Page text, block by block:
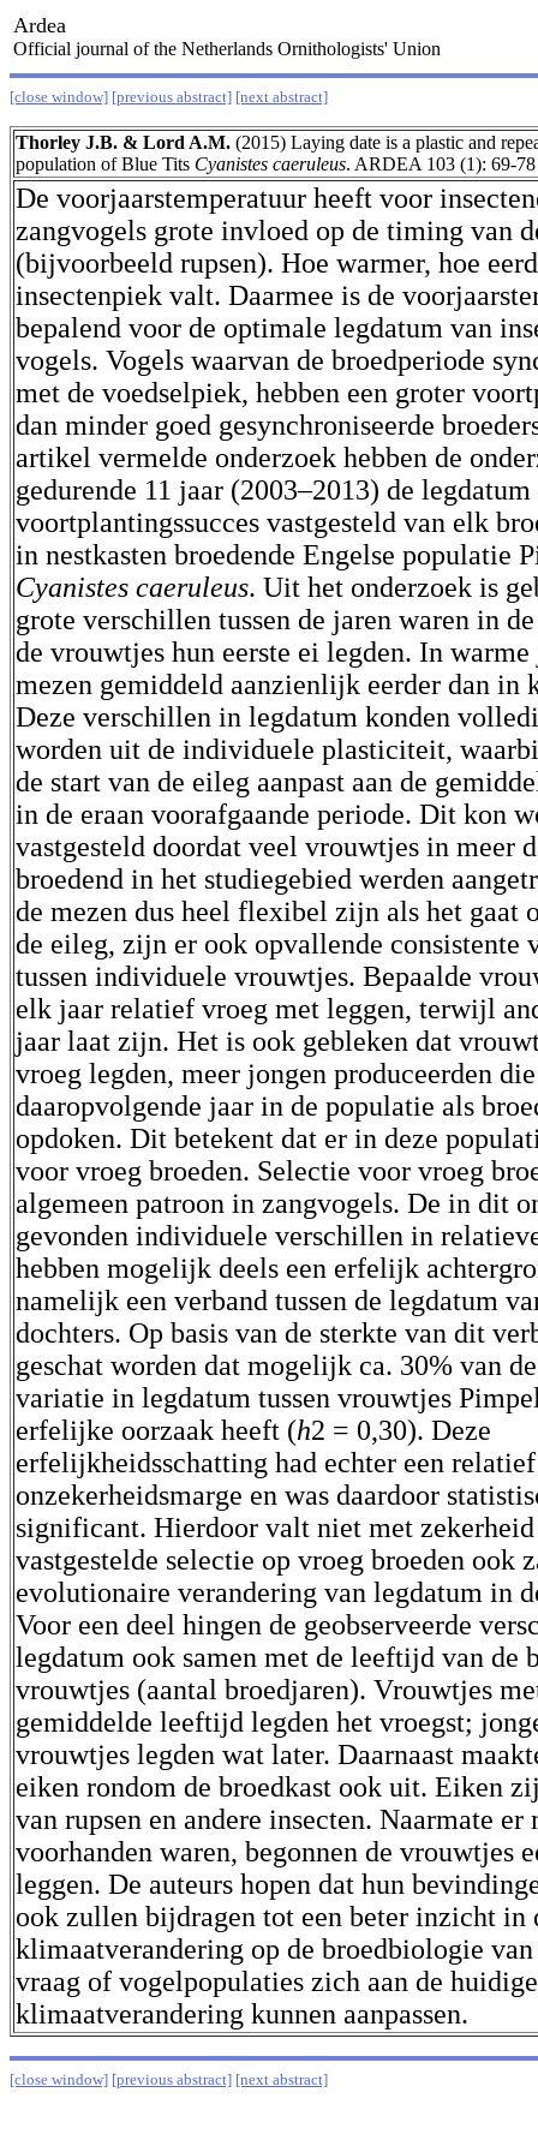
Ardea
Official journal of the Netherlands Ornithologists' Union
[close window] [previous abstract] [next abstract]
Thorley J.B. & Lord A.M. (2015) Laying date is a plastic and
population of Blue Tits Cyanistes caeruleus. ARDEA 103 (1): 69-78
De voorjaarstemperatuur heeft voor
zangvogels grote invloed op de timing van
(bijvoorbeeld rupsen). Hoe warmer, hoe
insectenpiek valt. Daarmee is de
bepalend voor de optimale legdatum van
vogels. Vogels waarvan de broedperiode
met de voedselpiek, hebben een groter
dan minder goed gesynchroniseerde
artikel vermelde onderzoek hebben de
gedurende 11 jaar (2003–2013) de legdatum
voortplantingssucces vastgesteld van elk
in nestkasten broedende Engelse populatie
Cyanistes caeruleus. Uit het onderzoek is
grote verschillen tussen de jaren waren in
de vrouwtjes hun eerste ei legden. In
mezen gemiddeld aanzienlijk eerder dan in
Deze verschillen in legdatum konden
worden uit de individuele plasticiteit,
de start van de eileg aanpast aan de
in de eraan voorafgaande periode. Dit kon
vastgesteld doordat veel vrouwtjes in meer
broedend in het studiegebied werden
de mezen dus heel flexibel zijn als het gaat
de eileg, zijn er ook opvallende consistente
tussen individuele vrouwtjes. Bepaalde
elk jaar relatief vroeg met leggen, terwijl
jaar laat zijn. Het is ook gebleken dat
vroeg legden, meer jongen produceerden
daaropvolgende jaar in de populatie als
opdoken. Dit betekent dat er in deze
voor vroeg broeden. Selectie voor vroeg
algemeen patroon in zangvogels. De in dit
gevonden individuele verschillen in
hebben mogelijk deels een erfelijk
namelijk een verband tussen de legdatum
dochters. Op basis van de sterkte van dit
geschat worden dat mogelijk ca. 30% van
variatie in legdatum tussen vrouwtjes
erfelijke oorzaak heeft (h2 = 0,30). Deze
erfelijkheidsschatting had echter een
onzekerheidsmarge en was daardoor
significant. Hierdoor valt niet met zekerheid
vastgestelde selectie op vroeg broeden ook
evolutionaire verandering van legdatum in
Voor een deel hingen de geobserveerde
legdatum ook samen met de leeftijd van de
vrouwtjes (aantal broedjaren). Vrouwtjes
gemiddelde leeftijd legden het vroegst;
vrouwtjes legden wat later. Daarnaast
eiken rondom de broedkast ook uit. Eiken
van rupsen en andere insecten. Naarmate er
voorhanden waren, begonnen de vrouwtjes
leggen. De auteurs hopen dat hun
ook zullen bijdragen tot een beter inzicht in
klimaatverandering op de broedbiologie van
vraag of vogelpopulaties zich aan de huidige
klimaatverandering kunnen aanpassen.
[close window] [previous abstract] [next abstract]